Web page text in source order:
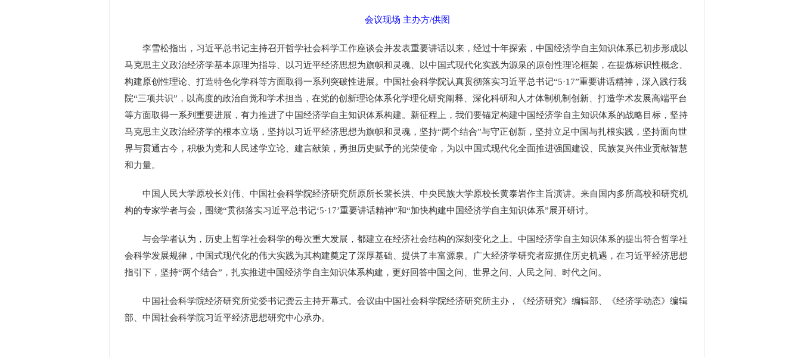
会议现场 主办方/供图
李雪松指出，习近平总书记主持召开哲学社会科学工作座谈会并发表重要讲话以来，经过十年探索，中国经济学自主知识体系已初步形成以
马克思主义政治经济学基本原理为指导、以习近平经济思想为旗帜和灵魂、以中国式现代化实践为源泉的原创性理论框架，在提炼标识性概念、
构建原创性理论、打造特色化学科等方面取得一系列突破性进展。中国社会科学院认真贯彻落实习近平总书记“5·17”重要讲话精神，深入践行我
院“三项共识”，以高度的政治自觉和学术担当，在党的创新理论体系化学理化研究阐释、深化科研和人才体制机制创新、打造学术发展高端平台
等方面取得一系列重要进展，有力推进了中国经济学自主知识体系构建。新征程上，我们要锚定构建中国经济学自主知识体系的战略目标，坚持
马克思主义政治经济学的根本立场，坚持以习近平经济思想为旗帜和灵魂，坚持“两个结合”与守正创新，坚持立足中国与扎根实践，坚持面向世
界与贯通古今，积极为党和人民述学立论、建言献策，勇担历史赋予的光荣使命，为以中国式现代化全面推进强国建设、民族复兴伟业贡献智慧
和力量。
中国人民大学原校长刘伟、中国社会科学院经济研究所原所长裴长洪、中央民族大学原校长黄泰岩作主旨演讲。来自国内多所高校和研究机
构的专家学者与会，围绕“贯彻落实习近平总书记‘5·17’重要讲话精神”和“加快构建中国经济学自主知识体系”展开研讨。
与会学者认为，历史上哲学社会科学的每次重大发展，都建立在经济社会结构的深刻变化之上。中国经济学自主知识体系的提出符合哲学社
会科学发展规律，中国式现代化的伟大实践为其构建奠定了深厚基础、提供了丰富源泉。广大经济学研究者应抓住历史机遇，在习近平经济思想
指引下，坚持“两个结合”，扎实推进中国经济学自主知识体系构建，更好回答中国之问、世界之问、人民之问、时代之问。
中国社会科学院经济研究所党委书记龚云主持开幕式。会议由中国社会科学院经济研究所主办，《经济研究》编辑部、《经济学动态》编辑
部、中国社会科学院习近平经济思想研究中心承办。